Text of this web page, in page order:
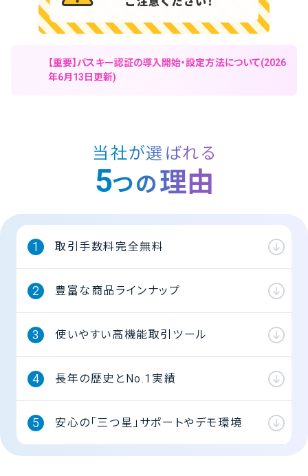
【重要】パスキー認証の導入開始・設定方法について(2026
年6月13日更新)
当社が選ばれる
5つの理由
取引手数料完全無料
豊富な商品ラインナップ
使いやすい高機能取引ツール
長年の歴史とNo.1実績
安心の「三つ星」サポートやデモ環境